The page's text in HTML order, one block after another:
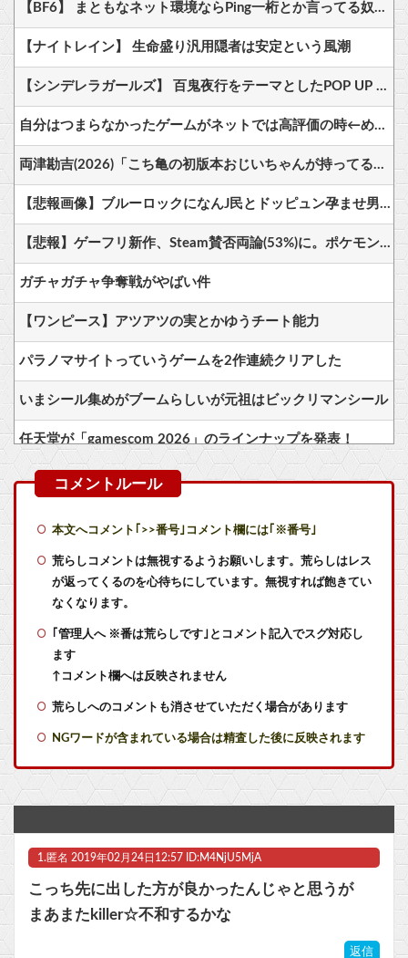
【BF6】 まともなネット環境ならPing一桁とか言ってる奴たまにいるけどマヌケすぎる
【ナイトレイン】 生命盛り汎用隠者は安定という風潮
【シンデレラガールズ】 百鬼夜行をテーマとしたPOP UP SHOPが東京・大阪にて開催
自分はつまらなかったゲームがネットでは高評価の時←めちゃくちゃムカつくよな
両津勘吉(2026)「こち亀の初版本おじいちゃんが持ってるかもしれないよ！内容は変わらないからね！」
【悲報画像】ブルーロックになんJ民とドッピュン孕ませ男登場www
【悲報】ゲーフリ新作、Steam賛否両論(53%)に。ポケモンで磨いた技術力…
ガチャガチャ争奪戦がやばい件
【ワンピース】アツアツの実とかゆうチート能力
パラノマサイトっていうゲームを2作連続クリアした
いまシール集めがブームらしいが元祖はビックリマンシール
任天堂が「gamescom 2026」のラインナップを発表！
【遊戯王】ヤドカリューで900レス目指すスレ
【艦これ】ジャージ鹿島 他
【艦これ】今回のかわいい大賞は決まった
【艦これ】ムラクモウサギ 他
映画『スパイダーマンBND』上映中にヤバすぎるオナラをかました人のせいで観客が避難する事件が発生
【ラブライブ！】小原鞠莉にファブリーズぶっかけられたい【Aqours】他
【スパロボ】エリクト「僕がラスボス一つ前の版権キャラ最後の敵ってちょっと荷が重すぎない？」
【GジェネE】ケンタウロス形態も耐久なんですか？？？他
本文へコメント｢>>番号｣コメント欄には｢※番号｣
荒らしコメントは無視するようお願いします。荒らしはレス
が返ってくるのを心待ちにしています。無視すれば飽きてい
なくなります。
｢管理人へ ※番は荒らしです｣とコメント記入でスグ対応し
ます
↑コメント欄へは反映されません
荒らしへのコメントも消させていただく場合があります
NGワードが含まれている場合は精査した後に反映されます
1. 匿名 2019年02月24日12:57 ID:M4NjU5MjA
こっち先に出した方が良かったんじゃと思うが
まあまたkiller☆不和するかな
返信